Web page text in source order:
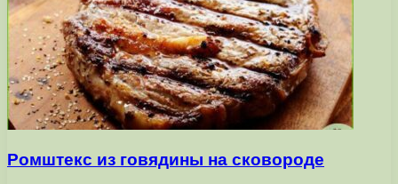
Ромштекс из говядины на сковороде